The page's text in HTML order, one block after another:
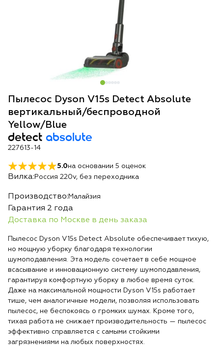
Пылесос Dyson V15s Detect Absolute
вертикальный/беспроводной
Yellow/Blue
detect absolute
227613-14
5.0на основании 5 оценок
Вилка: Россия 220v, без переходника
Производство: Малайзия
Гарантия 2 года
Доставка по Москве в день заказа
Пылесос Dyson V15s Detect Absolute обеспечивает тихую,
но мощную уборку благодаря технологии
шумоподавления. Эта модель сочетает в себе мощное
всасывание и инновационную систему шумоподавления,
гарантируя комфортную уборку в любое время суток.
Даже на максимальной мощности Dyson V15s работает
тише, чем аналогичные модели, позволяя использовать
пылесос, не беспокоясь о громких шумах. Кроме того,
тихая работа не снижает производительность — пылесос
эффективно справляется с самыми стойкими
загрязнениями на любых поверхностях.